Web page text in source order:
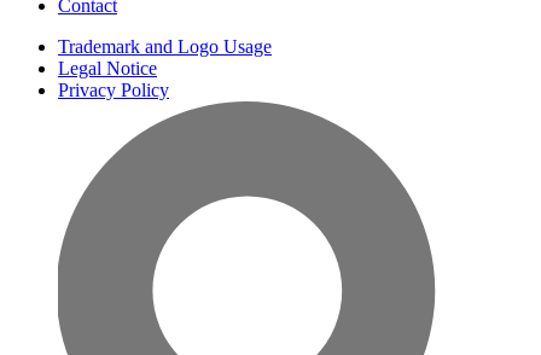
Contact
Trademark and Logo Usage
Legal Notice
Privacy Policy